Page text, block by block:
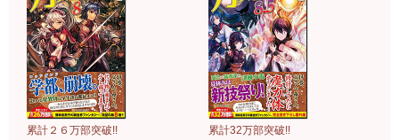
累計２６万部突破!! 累計32万部突破!!